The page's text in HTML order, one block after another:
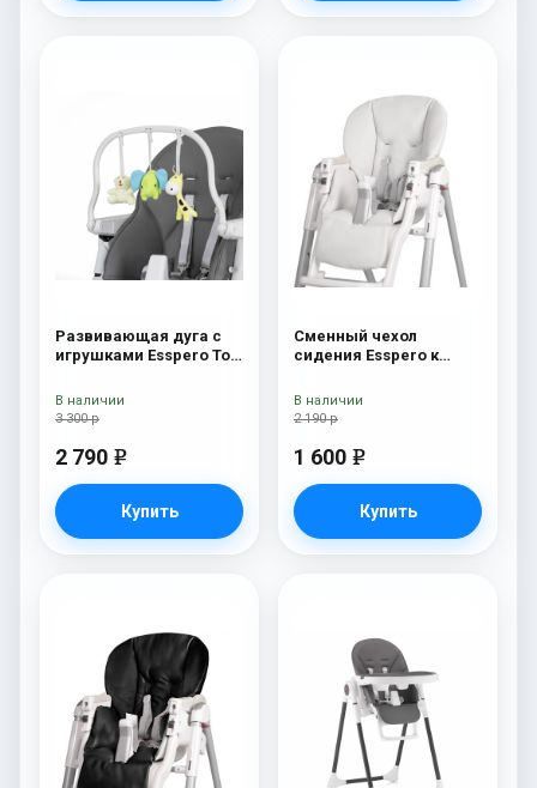
Развивающая дуга с
игрушками Esspero Toy
3 300 р
2 790 e
Купить
В наличии
Сменный чехол
сидения Esspero к
кормления Peg-Perego
Diner White
2 190 р
1 600 e
Купить
В наличии